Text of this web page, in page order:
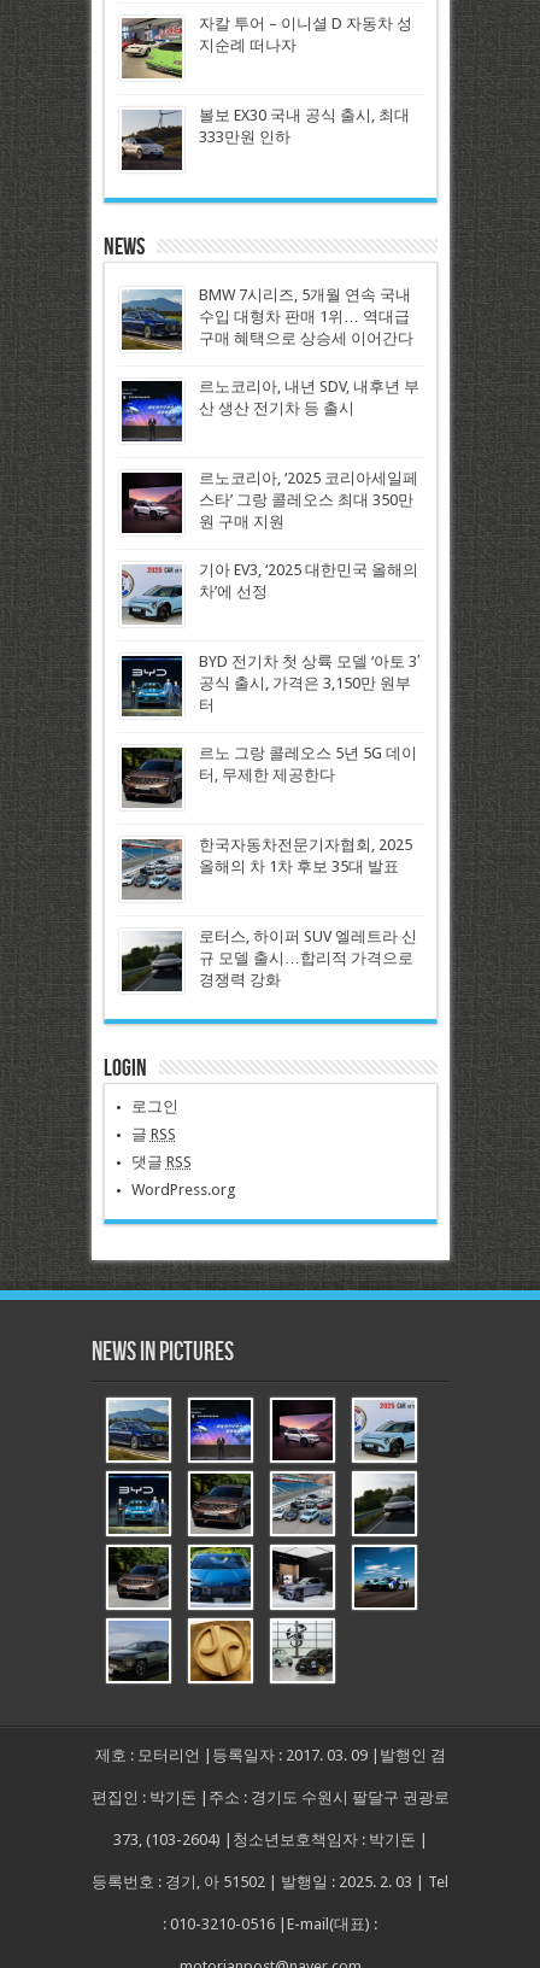
자칼 투어 – 이니셜 D 자동차 성
지순례 떠나자
볼보 EX30 국내 공식 출시, 최대
333만원 인하
News
BMW 7시리즈, 5개월 연속 국내
수입 대형차 판매 1위… 역대급
구매 혜택으로 상승세 이어간다
르노코리아, 내년 SDV, 내후년 부
산 생산 전기차 등 출시
르노코리아, ‘2025 코리아세일페
스타’ 그랑 콜레오스 최대 350만
원 구매 지원
기아 EV3, ‘2025 대한민국 올해의
차’에 선정
BYD 전기차 첫 상륙 모델 ‘아토 3′
공식 출시, 가격은 3,150만 원부
터
르노 그랑 콜레오스 5년 5G 데이
터, 무제한 제공한다
한국자동차전문기자협회, 2025
올해의 차 1차 후보 35대 발표
로터스, 하이퍼 SUV 엘레트라 신
규 모델 출시…합리적 가격으로
경쟁력 강화
Login
로그인
글 RSS
댓글 RSS
WordPress.org
News in Pictures
제호 : 모터리언 |등록일자 : 2017. 03. 09 |발행인 겸
편집인 : 박기돈 |주소 : 경기도 수원시 팔달구 권광로
373, (103-2604) |청소년보호책임자 : 박기돈 |
등록번호 : 경기, 아 51502 | 발행일 : 2025. 2. 03 | Tel
: 010-3210-0516 |E-mail(대표) :